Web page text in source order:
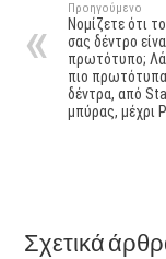
Προηγούμενο
Νομίζετε ότι
σας δέντρο
πρωτότυπο;
πιο πρωτότυπα
δέντρα, από
μπύρας, μέχρι
Σχετικά